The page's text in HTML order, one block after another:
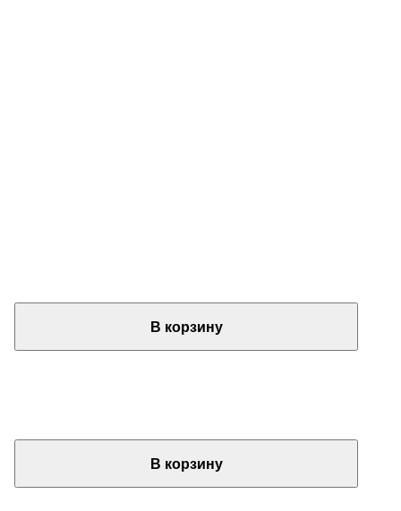
В корзину
В корзину